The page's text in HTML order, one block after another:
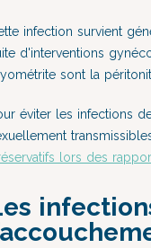
infection survient
d'interventions
sont la
éviter les infections
lors des